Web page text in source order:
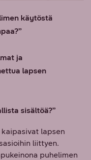
käytöstä
ja
lapsen
sisältöä?”
lapsen
liittyen.
puhelimen